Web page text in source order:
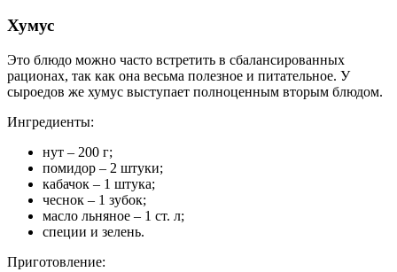
Хумус
Это блюдо можно часто встретить в сбалансированных
рационах, так как она весьма полезное и питательное. У
сыроедов же хумус выступает полноценным вторым блюдом.
Ингредиенты:
нут – 200 г;
помидор – 2 штуки;
кабачок – 1 штука;
чеснок – 1 зубок;
масло льняное – 1 ст. л;
специи и зелень.
Приготовление: